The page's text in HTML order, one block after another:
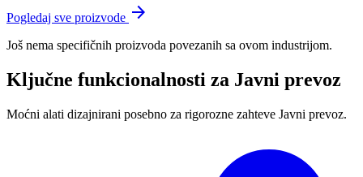
Pogledaj sve proizvode arrow_forward
Još nema specifičnih proizvoda povezanih sa ovom industrijom.
Ključne funkcionalnosti za Javni prevoz
Moćni alati dizajnirani posebno za rigorozne zahteve Javni prevoz.